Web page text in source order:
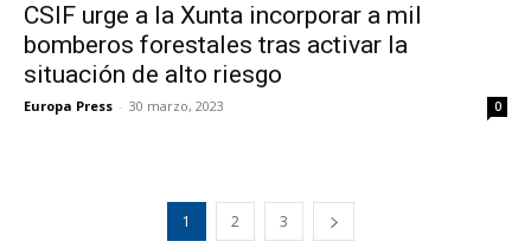
CSIF urge a la Xunta incorporar a mil
bomberos forestales tras activar la
situación de alto riesgo
Europa Press - 30 marzo, 2023 0
1 2 3